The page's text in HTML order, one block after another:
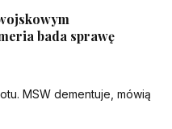
bada sprawę